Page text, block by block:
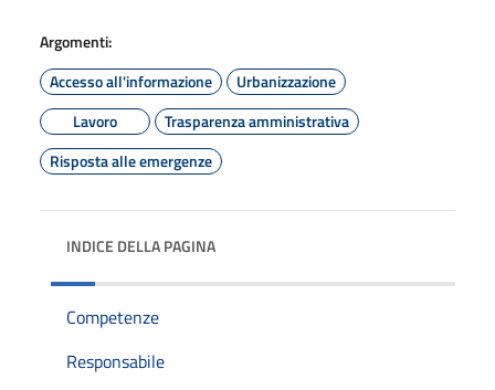
Argomenti:
Accesso all'informazione
Urbanizzazione
Lavoro
Trasparenza amministrativa
Risposta alle emergenze
INDICE DELLA PAGINA
Competenze
Responsabile